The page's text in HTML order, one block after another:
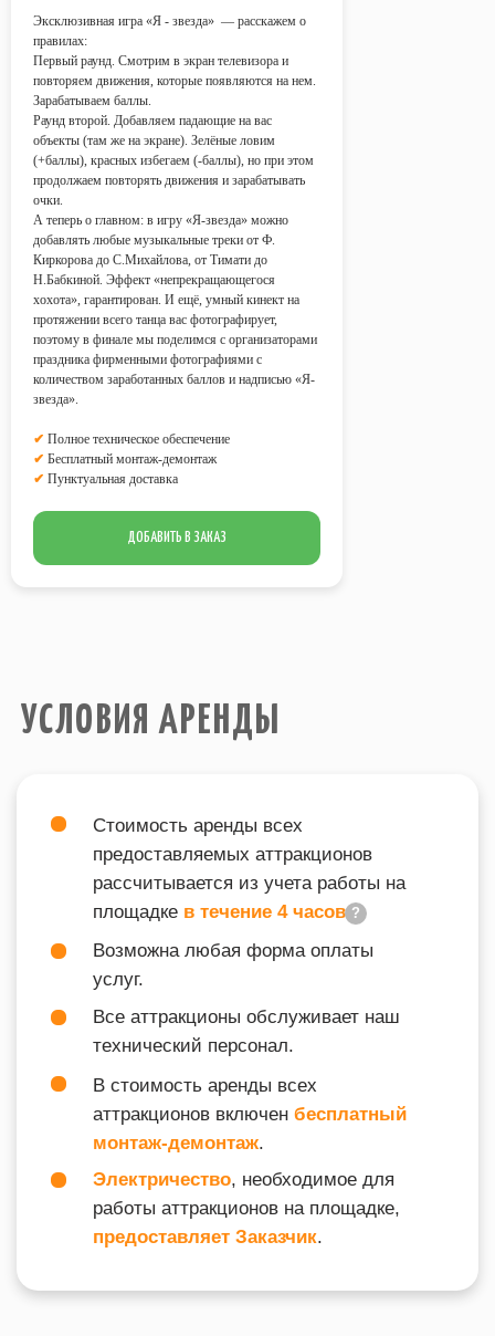
Эксклюзивная игра «Я - звезда» — расскажем о
правилах:
Первый раунд. Смотрим в экран телевизора и
повторяем движения, которые появляются на нем.
Зарабатываем баллы.
Раунд второй. Добавляем падающие на вас
объекты (там же на экране). Зелёные ловим
(+баллы), красных избегаем (-баллы), но при этом
продолжаем повторять движения и зарабатывать
очки.
А теперь о главном: в игру «Я-звезда» можно
добавлять любые музыкальные треки от Ф.
Киркорова до С.Михайлова, от Тимати до
Н.Бабкиной. Эффект «непрекращающегося
хохота», гарантирован. И ещё, умный кинект на
протяжении всего танца вас фотографирует,
поэтому в финале мы поделимся с организаторами
праздника фирменными фотографиями с
количеством заработанных баллов и надписью «Я-
звезда».
✔ Полное техническое обеспечение
✔ Бесплатный монтаж-демонтаж
✔ Пунктуальная доставка
ДОБАВИТЬ В ЗАКАЗ
УСЛОВИЯ АРЕНДЫ
Стоимость аренды всех
предоставляемых аттракционов
рассчитывается из учета работы на
площадкев течение 4 часов
В стоимость аренды всех
аттракционов включенбесплатный
Все аттракционы обслуживает наш
технический персонал.
услуг.
?
8 МАРТА
НОВЫЙ ГОД
90-Е
ВХОДИТ В ПОДБОРКИ
ТАК ЖЕ ВАС МОЖЕТ
ЗАИНТЕРЕСОВАТЬ